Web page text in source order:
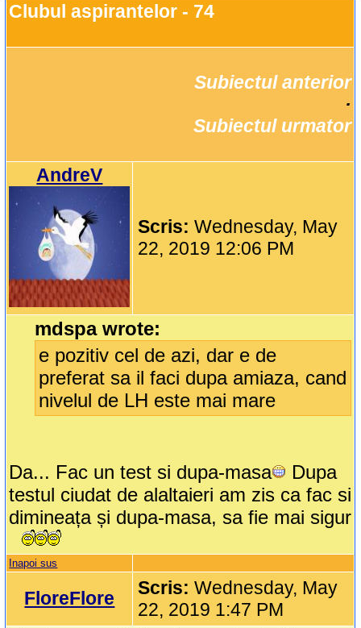
Clubul aspirantelor - 74
Subiectul anterior
Subiectul urmator
AndreV
Scris:Wednesday, May
22, 2019 12:06 PM
mdspa wrote:
e pozitiv cel de azi, dar e de
preferat sa il faci dupa amiaza, cand
nivelul de LH este mai mare
Da... Fac un test si dupa-masa
Dupa
testul ciudat de alaltaieri am zis ca fac si
dimineața și dupa-masa, sa fie mai sigur
Inapoi sus
FloreFlore Scris:Wednesday, May
22, 2019 1:47 PM